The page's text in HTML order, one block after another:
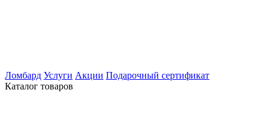
Ломбард Услуги Акции Подарочный сертификат
Каталог товаров